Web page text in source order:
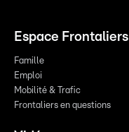
Espace Frontaliers
Famille
Emploi
Mobilité & Trafic
Frontaliers en questions